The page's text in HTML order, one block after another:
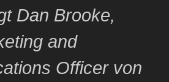
Dan Brooke,
and
Officer von